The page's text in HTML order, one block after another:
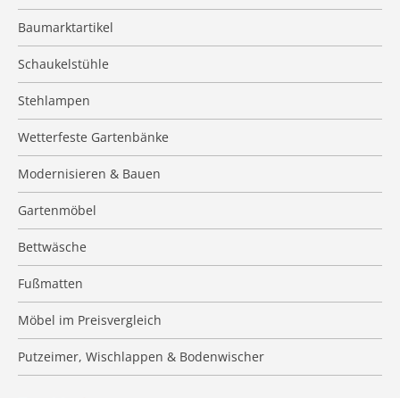
Baumarktartikel
Schaukelstühle
Stehlampen
Wetterfeste Gartenbänke
Modernisieren & Bauen
Gartenmöbel
Bettwäsche
Fußmatten
Möbel im Preisvergleich
Putzeimer, Wischlappen & Bodenwischer